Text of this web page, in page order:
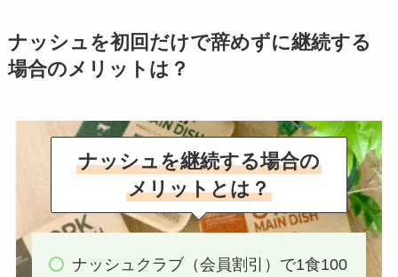
ナッシュを初回だけで辞めずに継続する
場合のメリットは？
ナッシュを継続する場合の
メリットとは？
ナッシュクラブ（会員割引）で1食100